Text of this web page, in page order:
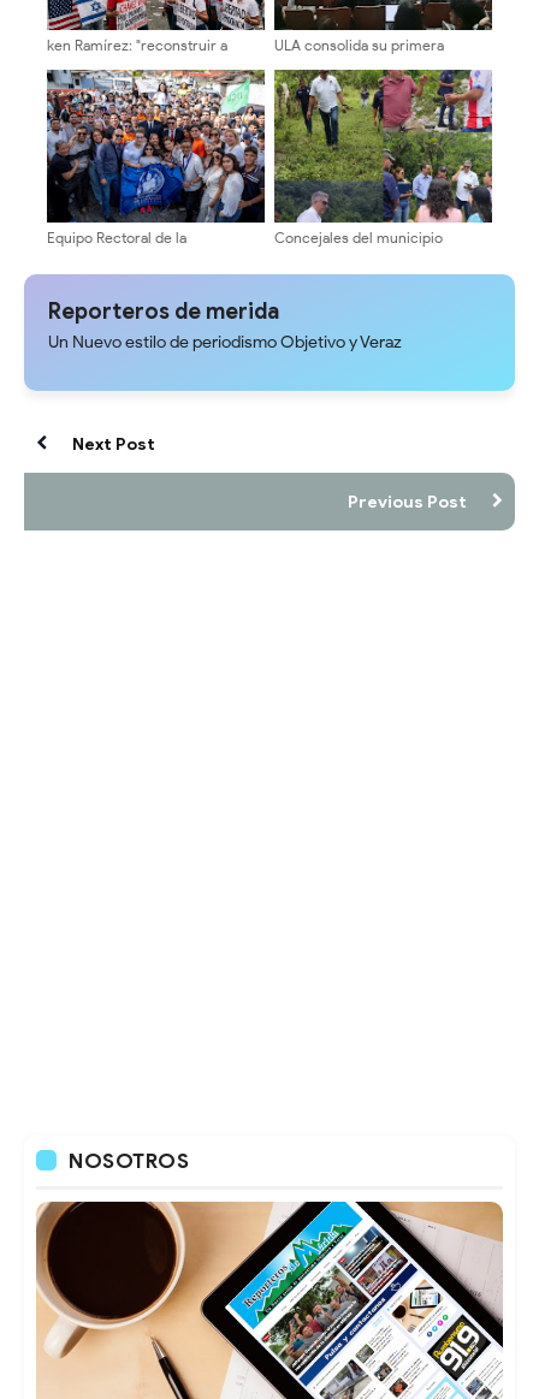
ken Ramírez: "reconstruir a
sólidas y una agenda centrada
en el interés nacional"
ULA consolida su primera
Psicología
Equipo Rectoral de la
se inscribió en la ULA con acto
Concejales del municipio
en la Cuesta del Chama!
Reporteros de merida
Un Nuevo estilo de periodismo Objetivo y Veraz
Next Post
Previous Post
NOSOTROS